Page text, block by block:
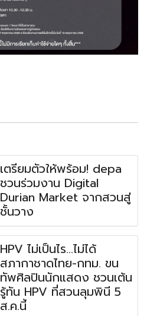
เตรียมตัวให้พร้อม! depa
ชวนร่วมงาน Digital
Durian Market จากสวนสู่
ชั้นวาง
HPV ไม่เป็นไร...ไม่ได้
สภากาชาดไทย-กทม. ขน
ทัพศิลปินนักแสดง ชวนเต้น
รู้ทัน HPV ที่สวนลุมพินี 5
ส.ค.นี้